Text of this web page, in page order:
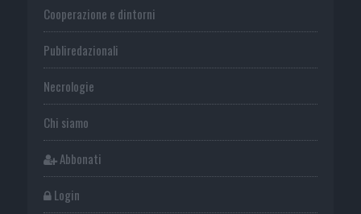
Cooperazione e dintorni
Publiredazionali
Necrologie
Chi siamo
Abbonati
Login